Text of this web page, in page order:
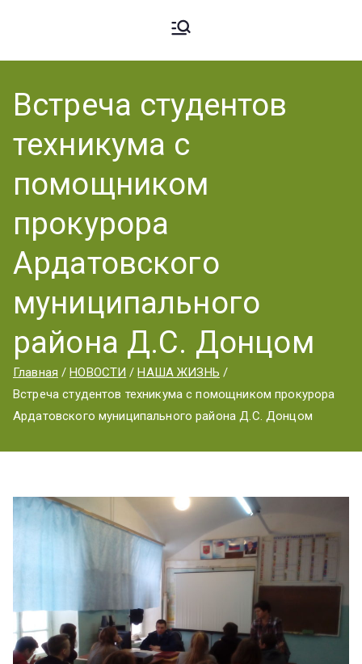
Ардато
вский
Аграрн
Техник
ум
аграрный
Встреча студентов
техникума с
помощником
прокурора
Ардатовского
муниципального
района Д.С. Донцом
Главная НОВОСТИ
НАША ЖИЗНЬ
Встреча студентов техникума с помощником прокурора
Ардатовского муниципального района Д.С. Донцом